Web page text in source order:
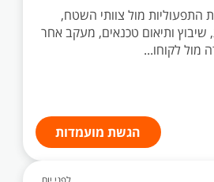
התפעוליות מול צוותי השטח,
שיבוץ ותיאום טכנאים, מעקב אחר
מול לקוחו...
הגשת מועמדות